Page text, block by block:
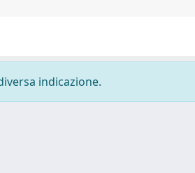
indicazione.